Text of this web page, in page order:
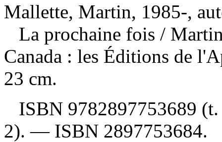
Mallette, Martin, 1985-,
La prochaine fois /
Canada : les Éditions de
23 cm.
ISBN 9782897753689
2). — ISBN 2897753684.